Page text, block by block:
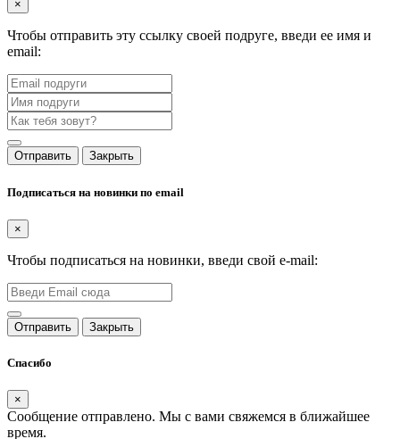
×
Чтобы отправить эту ссылку своей подруге, введи ее имя и
email:
Отправить Закрыть
Подписаться на новинки по email
×
Чтобы подписаться на новинки, введи свой e-mail:
Отправить Закрыть
Спасибо
×
Сообщение отправлено. Мы с вами свяжемся в ближайшее
время.